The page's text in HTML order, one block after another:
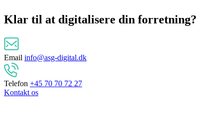
Klar til at digitalisere din forretning?
Email info@asg-digital.dk
Telefon +45 70 70 72 27
Kontakt os